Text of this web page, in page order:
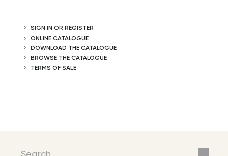
SIGN IN OR REGISTER
ONLINE CATALOGUE
DOWNLOAD THE CATALOGUE
BROWSE THE CATALOGUE
TERMS OF SALE